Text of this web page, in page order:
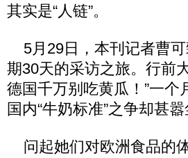
其实是“人链”。
5月29日，本刊记者曹
期30天的采访之旅。行前
德国千万别吃黄瓜！”一
国内“牛奶标准”之争却甚
问起她们对欧洲食品的